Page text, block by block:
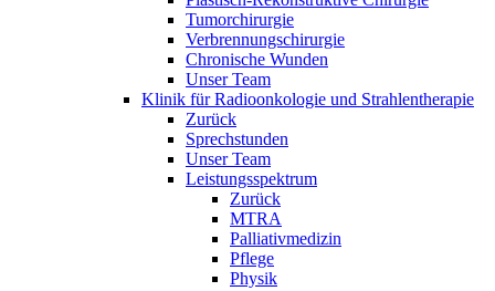
Tumorchirurgie
Verbrennungschirurgie
Chronische Wunden
Unser Team
Klinik für Radioonkologie und Strahlentherapie
Zurück
Sprechstunden
Unser Team
Leistungsspektrum
Zurück
MTRA
Palliativmedizin
Pflege
Physik